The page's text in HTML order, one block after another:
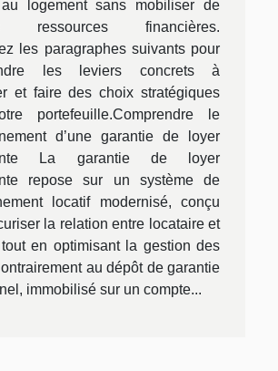
au logement sans mobiliser de
ressources financières.
les paragraphes suivants pour
les leviers concrets à
et faire des choix stratégiques
portefeuille.Comprendre le
d’une garantie de loyer
La garantie de loyer
repose sur un système de
locatif modernisé, conçu
la relation entre locataire et
en optimisant la gestion des
au dépôt de garantie
immobilisé sur un compte...